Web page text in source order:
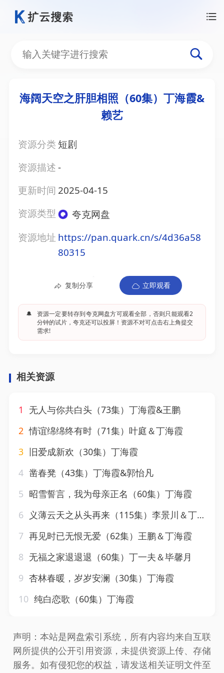
海阔天空之肝胆相照（60集）丁海霞&
赖艺
资源分类 短剧
资源描述-
更新时间 2025-04-15
资源类型
夸克网盘
资源地址 https://pan.quark.cn/s/4d36a58
80315
复制分享 立即观看
🔔
资源一定要转存到夸克网盘方可观看全部，否则只能观看2
分钟的试片，夸克还可以投屏！资源不对可点击右上角提交
需求!
相关资源
1
无人与你共白头（73集）丁海霞&王鹏
2 情谊绵绵终有时（71集）叶庭＆丁海霞
3 旧爱成新欢（30集）丁海霞
4 凿春凳（43集）丁海霞&郭怡凡
5 昭雪誓言，我为母亲正名（60集）丁海霞
6
义薄云天之从头再来（115集）李景川＆丁磊&韩琪&梁梦瑶
7 再见时已无恨无爱（62集）王鹏＆丁海霞
8 无福之家退退退（60集）丁一夫＆毕馨月
9 杏林春暖，岁岁安澜（30集）丁海霞
10 纯白恋歌（60集）丁海霞
声明：本站是网盘索引系统，所有内容均来自互联
网所提供的公开引用资源，未提供资源上传、存储
服务。如有侵犯您的权益，请发送相关证明文件至